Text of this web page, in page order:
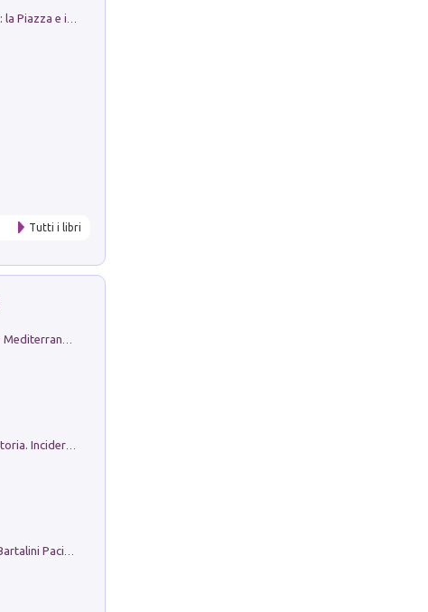
Tutti i libri